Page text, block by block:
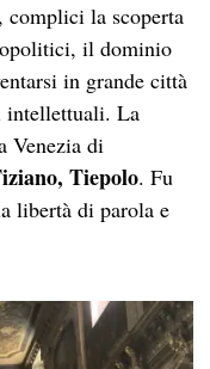
complici la scoperta
il dominio
in grande città
intellettuali. La
Venezia di
Tiepolo. Fu
libertà di parola e